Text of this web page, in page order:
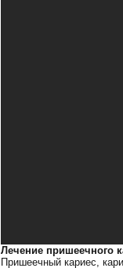
Лечение пришеечного
Пришеечный кариес,